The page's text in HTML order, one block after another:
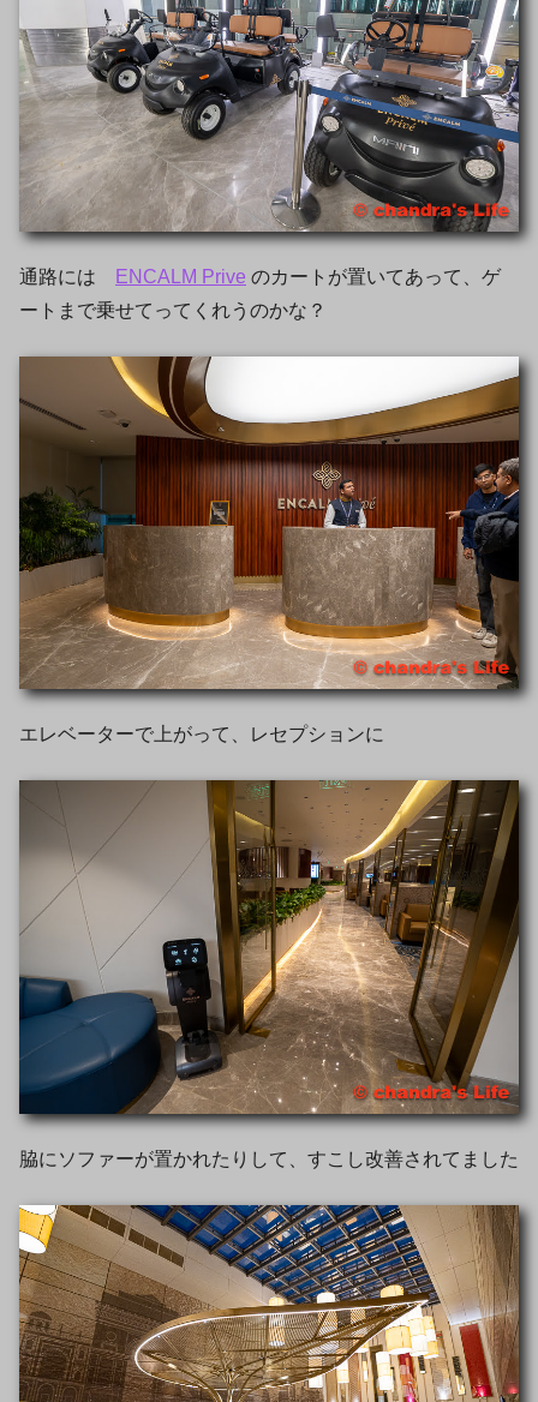
通路には ENCALM Prive のカートが置いてあって、ゲ
ートまで乗せてってくれうのかな？
エレベーターで上がって、レセプションに
脇にソファーが置かれたりして、すこし改善されてました